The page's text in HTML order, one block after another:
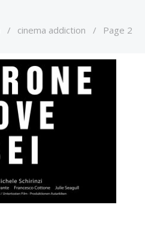
/ cinema addiction / Page 2